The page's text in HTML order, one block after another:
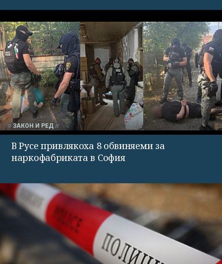
ЗАКОН И РЕД
В Русе привлякоха 8 обвиняеми за
наркофабриката в София